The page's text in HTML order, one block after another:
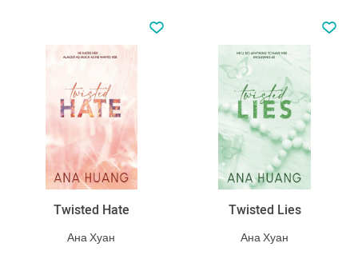
Twisted Hate
Ана Хуан
Twisted Lies
Ана Хуан